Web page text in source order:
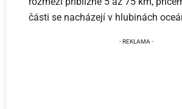
části se nacházejí v hlubinách